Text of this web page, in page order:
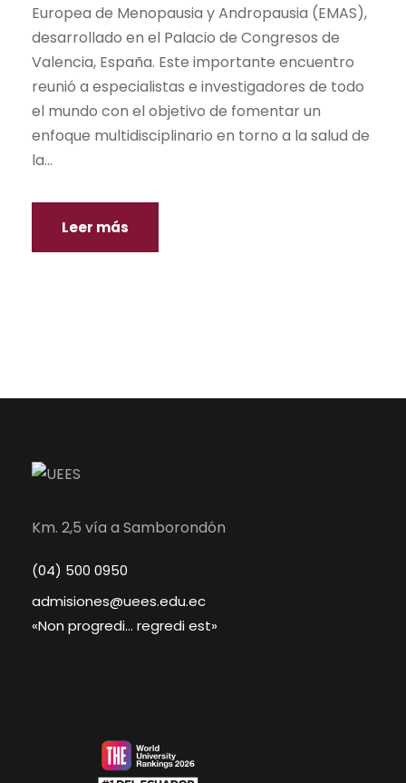
Europea de Menopausia y Andropausia (EMAS),
desarrollado en el Palacio de Congresos de
Valencia, España. Este importante encuentro
reunió a especialistas e investigadores de todo
el mundo con el objetivo de fomentar un
enfoque multidisciplinario en torno a la salud de
la...
Leer más
Km. 2,5 vía a Samborondón
(04) 500 0950
admisiones@uees.edu.ec
«Non progredi… regredi est»